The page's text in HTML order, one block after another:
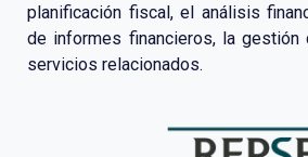
planificación fiscal, el análisis
de informes financieros, la gestión
servicios relacionados.